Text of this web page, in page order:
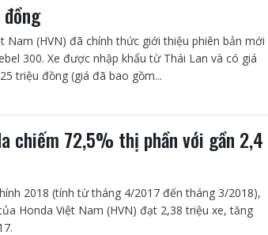
Nam (HVN) đã chính thức giới thiệu phiên bản mới
300. Xe được nhập khẩu từ Thái Lan và có giá
triệu đồng (giá đã bao gồm...
chiếm 72,5% thị phần với gần 2,4
2018 (tính từ tháng 4/2017 đến tháng 3/2018),
Honda Việt Nam (HVN) đạt 2,38 triệu xe, tăng